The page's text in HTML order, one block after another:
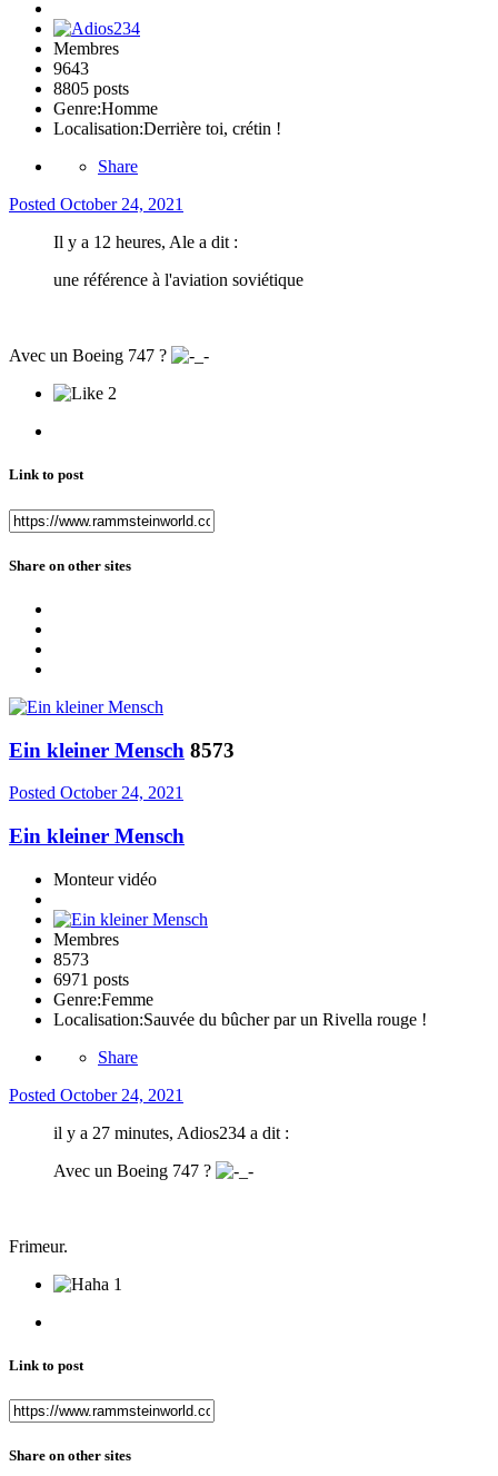
Membres
9643
8805 posts
Genre:Homme
Localisation:Derrière toi, crétin !
Share
Posted October 24, 2021
Il y a 12 heures, Ale a dit :
une référence à l'aviation soviétique
Avec un Boeing 747 ?
2
Link to post
Share on other sites
Ein kleiner Mensch 8573
Posted October 24, 2021
Ein kleiner Mensch
Monteur vidéo
Membres
8573
6971 posts
Genre:Femme
Localisation:Sauvée du bûcher par un Rivella rouge !
Share
Posted October 24, 2021
il y a 27 minutes, Adios234 a dit :
Avec un Boeing 747 ?
Frimeur.
1
Link to post
Share on other sites